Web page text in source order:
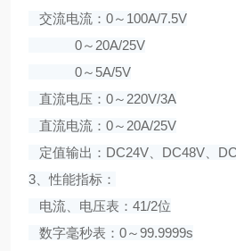
交流电流：0～100A/7.5V
0～20A/25V
0～5A/5V
直流电压：0～220V/3A
直流电流：0～20A/25V
定值输出：DC24V、DC48V、
3、性能指标：
电流、电压表：41/2位
数字毫秒表：0～99.9999s